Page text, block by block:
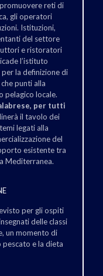
reti di
gli operatori
Istituzioni,
del settore
e ristoratori
l’istituto
la definizione di
punti alla
pelagico locale.
per tutti
il tavolo dei
legati alla
del
esistente tra
Mediterranea.
per gli ospiti
delle classi
un momento di
pescato e la dieta